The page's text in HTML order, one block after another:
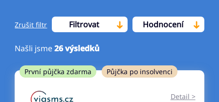
Zrušit filtr Filtrovat Hodnocení
Od
Našli jsme26výsledků
První půjčka zdarma Půjčka po insolvenci
Detail >